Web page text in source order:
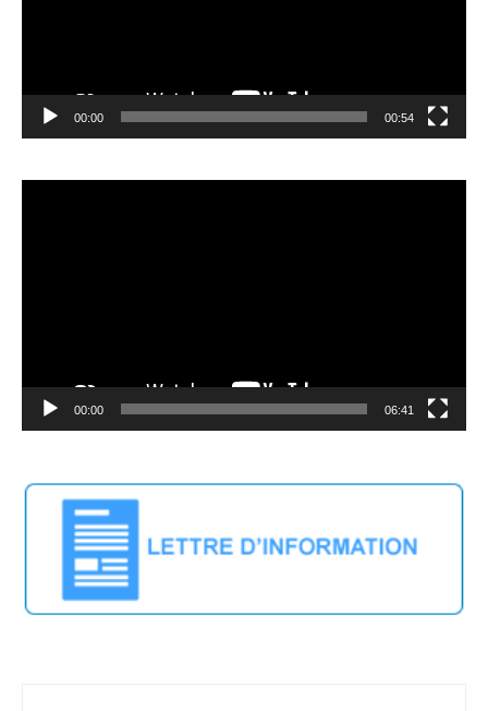
00:00 00:54
00:00 06:41